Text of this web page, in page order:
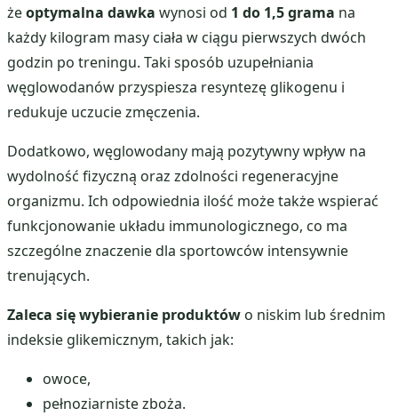
żeoptymalna dawka wynosi od 1 do 1,5 grama na
każdy kilogram masy ciała w ciągu pierwszych dwóch
godzin po treningu. Taki sposób uzupełniania
węglowodanów przyspiesza resyntezę glikogenu i
redukuje uczucie zmęczenia.
Dodatkowo, węglowodany mają pozytywny wpływ na
wydolność fizyczną oraz zdolności regeneracyjne
organizmu. Ich odpowiednia ilość może także wspierać
funkcjonowanie układu immunologicznego, co ma
szczególne znaczenie dla sportowców intensywnie
trenujących.
Zaleca się wybieranie produktów o niskim lub średnim
indeksie glikemicznym, takich jak:
owoce,
pełnoziarniste zboża.